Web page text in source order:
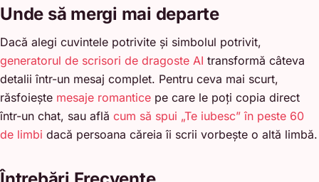
Unde să mergi mai departe
Dacă alegi cuvintele potrivite și simbolul potrivit,
generatorul de scrisori de dragoste AI transformă câteva
detalii într-un mesaj complet. Pentru ceva mai scurt,
răsfoiește mesaje romantice pe care le poți copia direct
într-un chat, sau află cum să spui „Te iubesc” în peste 60
de limbi dacă persoana căreia îi scrii vorbește o altă limbă.